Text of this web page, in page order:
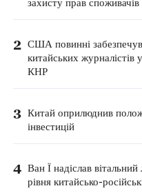
2 США повинні
китайських
КНР
3 Китай оприлюднив
інвестицій
4 Ван Ї надіслав
рівня китайсько-